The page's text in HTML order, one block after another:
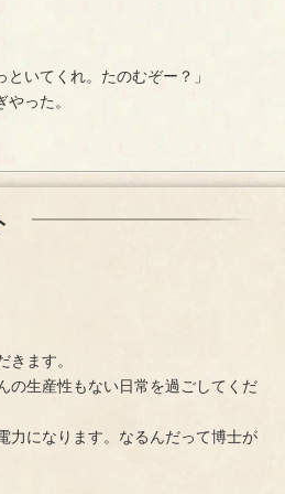
いてくれ。たのむぞー？」
った。
ます。
生産性もない日常を過ごしてくだ
になります。なるんだって博士が